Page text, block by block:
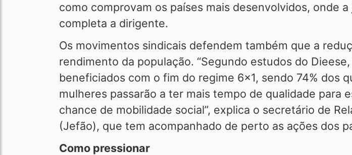
como comprovam os países mais desenvolvidos, onde
completa a dirigente.
Os movimentos sindicais defendem também que a
rendimento da população. “Segundo estudos do
beneficiados com o fim do regime 6x1, sendo 74% dos
mulheres passarão a ter mais tempo de qualidade para
chance de mobilidade social”, explica o secretário de
(Jefão), que tem acompanhado de perto as ações dos
Como pressionar